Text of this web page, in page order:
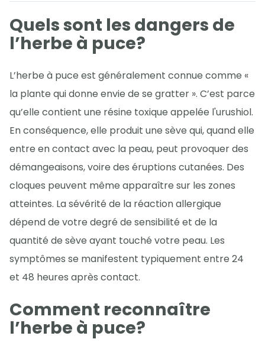
Quels sont les dangers de
l’herbe à puce?
L’herbe à puce est généralement connue comme «
la plante qui donne envie de se gratter ». C’est parce
qu’elle contient une résine toxique appelée l'urushiol.
En conséquence, elle produit une sève qui, quand elle
entre en contact avec la peau, peut provoquer des
démangeaisons, voire des éruptions cutanées. Des
cloques peuvent même apparaître sur les zones
atteintes. La sévérité de la réaction allergique
dépend de votre degré de sensibilité et de la
quantité de sève ayant touché votre peau. Les
symptômes se manifestent typiquement entre 24
et 48 heures après contact.
Comment reconnaître
l’herbe à puce?